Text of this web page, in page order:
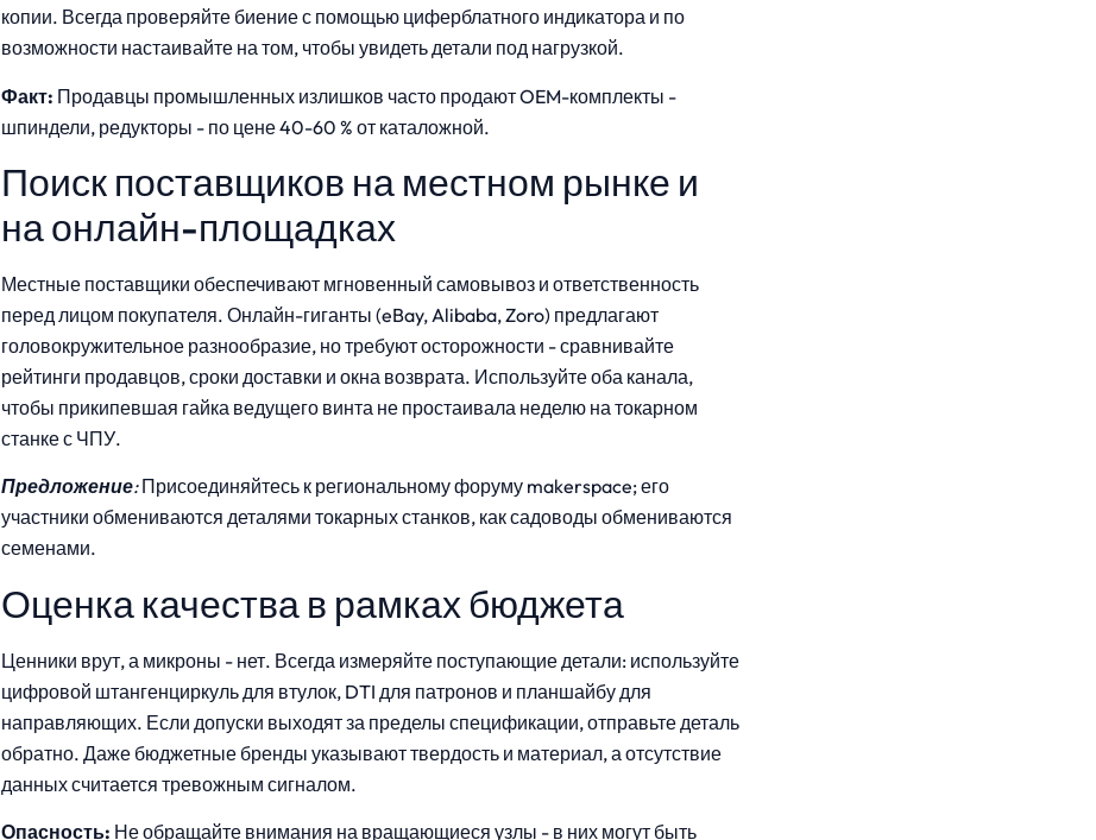
копии. Всегда проверяйте биение с помощью циферблатного индикатора и по
возможности настаивайте на том, чтобы увидеть детали под нагрузкой.
Факт: Продавцы промышленных излишков часто продают OEM-комплекты -
шпиндели, редукторы - по цене 40-60 % от каталожной.
Поиск поставщиков на местном рынке и
на онлайн-площадках
Местные поставщики обеспечивают мгновенный самовывоз и ответственность
перед лицом покупателя. Онлайн-гиганты (eBay, Alibaba, Zoro) предлагают
головокружительное разнообразие, но требуют осторожности - сравнивайте
рейтинги продавцов, сроки доставки и окна возврата. Используйте оба канала,
чтобы прикипевшая гайка ведущего винта не простаивала неделю на токарном
станке с ЧПУ.
Предложение:Присоединяйтесь к региональному форуму makerspace; его
участники обмениваются деталями токарных станков, как садоводы обмениваются
семенами.
Оценка качества в рамках бюджета
Ценники врут, а микроны - нет. Всегда измеряйте поступающие детали: используйте
цифровой штангенциркуль для втулок, DTI для патронов и планшайбу для
направляющих. Если допуски выходят за пределы спецификации, отправьте деталь
обратно. Даже бюджетные бренды указывают твердость и материал, а отсутствие
данных считается тревожным сигналом.
Опасность: Не обращайте внимания на вращающиеся узлы - в них могут быть